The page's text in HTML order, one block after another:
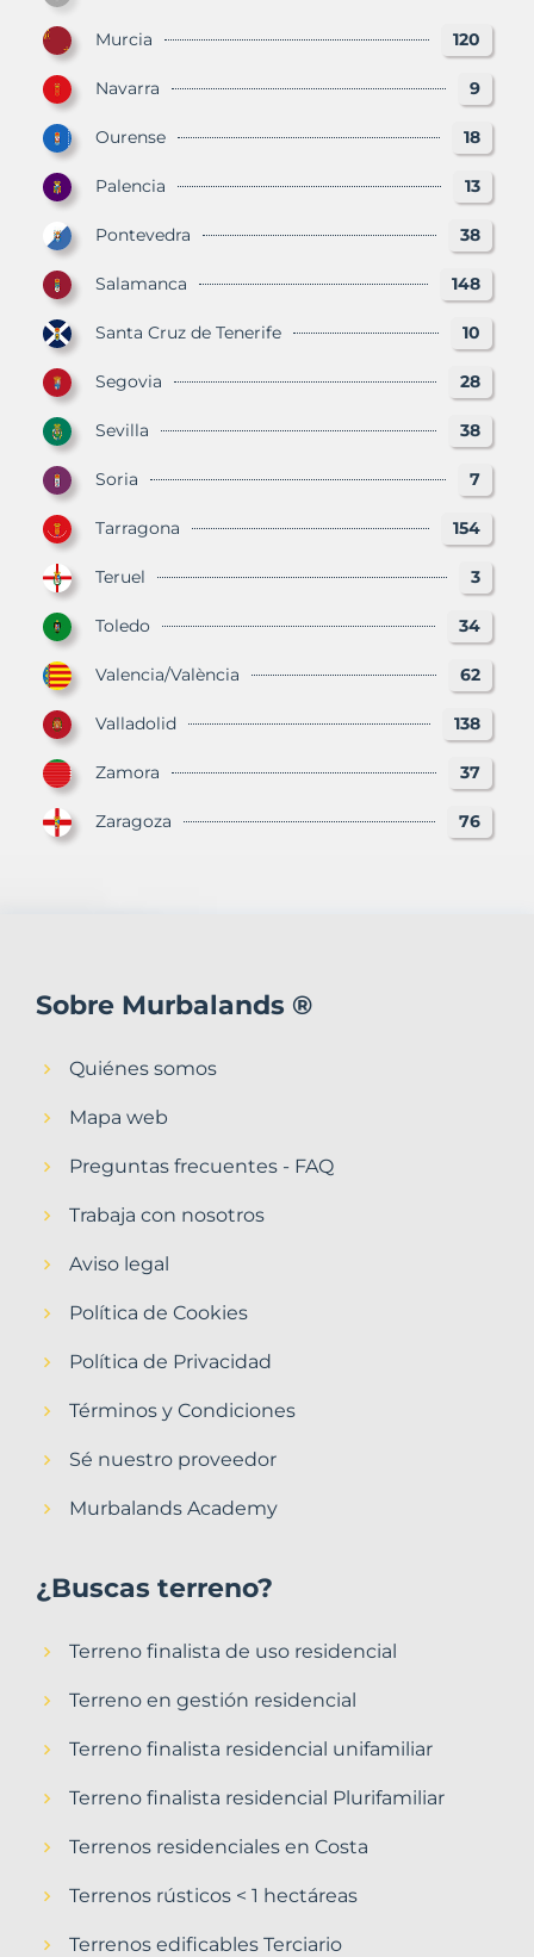
Murcia 120
Navarra 9
Ourense 18
Palencia 13
Pontevedra 38
Salamanca 148
Santa Cruz de Tenerife 10
Segovia 28
Sevilla 38
Soria 7
Tarragona 154
Teruel 3
Toledo 34
Valencia/València 62
Valladolid 138
Zamora 37
Zaragoza 76
Sobre Murbalands ®
Quiénes somos
Mapa web
Preguntas frecuentes - FAQ
Trabaja con nosotros
Aviso legal
Política de Cookies
Política de Privacidad
Términos y Condiciones
Sé nuestro proveedor
Murbalands Academy
¿Buscas terreno?
Terreno finalista de uso residencial
Terreno en gestión residencial
Terreno finalista residencial unifamiliar
Terreno finalista residencial Plurifamiliar
Terrenos residenciales en Costa
Terrenos rústicos < 1 hectáreas
Terrenos edificables Terciario